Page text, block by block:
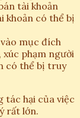
tài khoản
khoản có thể bị
mục đích
phạm người
có thể bị truy
tác hại của việc
rất lớn.